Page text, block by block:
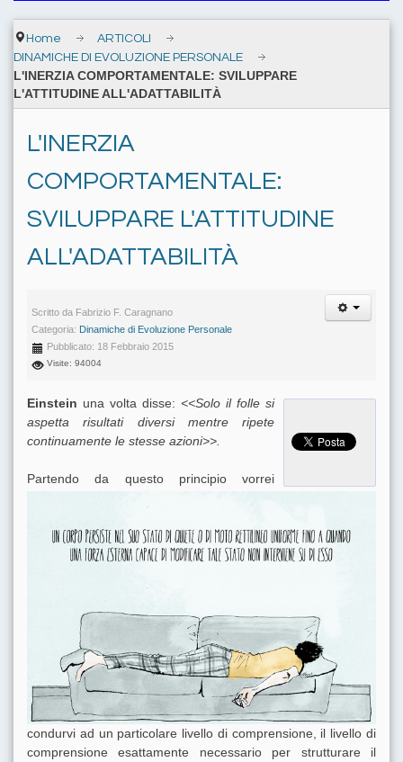
Home
ARTICOLI
DINAMICHE DI EVOLUZIONE PERSONALE
L'INERZIA COMPORTAMENTALE: SVILUPPARE
L'ATTITUDINE ALL'ADATTABILITÀ
L'INERZIA
COMPORTAMENTALE:
SVILUPPARE L'ATTITUDINE
ALL'ADATTABILITÀ
Scritto da Fabrizio F. Caragnano
Categoria: Dinamiche di Evoluzione Personale
Pubblicato: 18 Febbraio 2015
Visite: 94004
Einstein una volta disse: <<Solo il folle si
aspetta risultati diversi mentre ripete
continuamente le stesse azioni>>.
Partendo da questo principio vorrei
condurvi ad un particolare livello di comprensione, il livello di
comprensione esattamente necessario per strutturare il